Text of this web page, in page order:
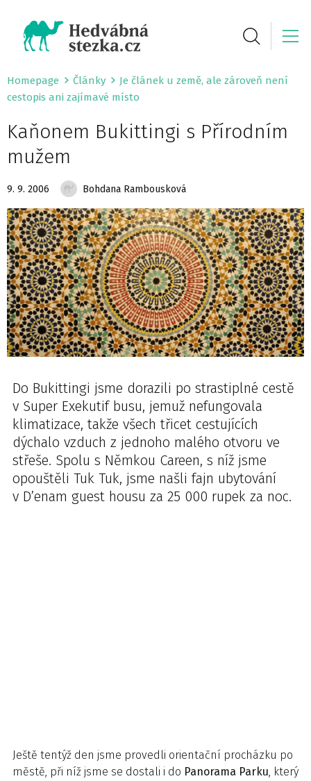
Homepage Články
Je článek u země, ale zároveň není
cestopis ani zajímavé místo
Kaňonem Bukittingi s Přírodním
mužem
9. 9. 2006 Bohdana Rambousková
Do Bukittingi jsme dorazili po strastiplné cestě
v Super Exekutif busu, jemuž nefungovala
klimatizace, takže všech třicet cestujících
dýchalo vzduch z jednoho malého otvoru ve
střeše. Spolu s Němkou Careen, s níž jsme
opouštěli Tuk Tuk, jsme našli fajn ubytování
v D’enam guest housu za 25 000 rupek za noc.
Ještě tentýž den jsme provedli orientační procházku po
městě, při níž jsme se dostali i do Panorama Parku, který